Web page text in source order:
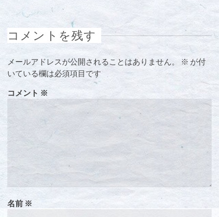
コメントを残す
メールアドレスが公開されることはありません。 ※ が付
いている欄は必須項目です
コメント ※
名前 ※